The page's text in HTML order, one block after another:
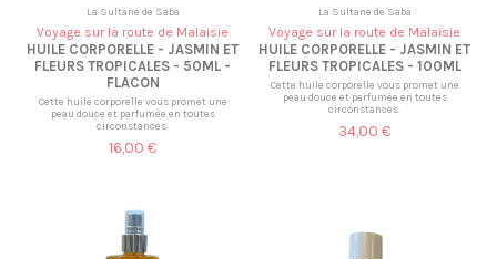
La Sultane de Saba
Voyage sur la route de Malaisie
HUILE CORPORELLE - JASMIN ET
FLEURS TROPICALES - 50ML -
FLACON
Cette huile corporelle vous promet une
peau douce et parfumée en toutes
circonstances.
16,00 €
La Sultane de Saba
Voyage sur la route de Malaisie
HUILE CORPORELLE - JASMIN ET
FLEURS TROPICALES - 100ML
Cette huile corporelle vous promet une
peau douce et parfumée en toutes
circonstances.
34,00 €